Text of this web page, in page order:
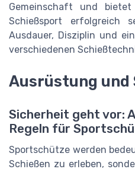
Gemeinschaft und
Schießsport erfolgreich
Ausdauer, Disziplin und
verschiedenen
Ausrüstung und
Sicherheit geht vor:
Regeln für
Sportschütze werden
Schießen zu erleben,